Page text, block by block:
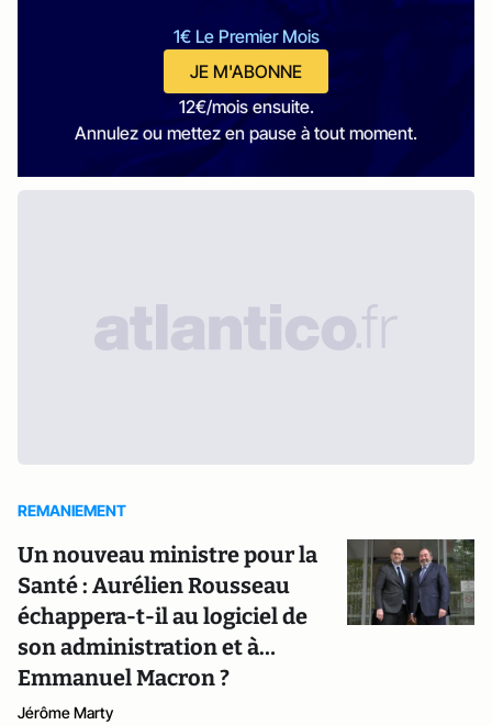
1€ Le Premier Mois
JE M'ABONNE
12€/mois ensuite.
Annulez ou mettez en pause à tout moment.
REMANIEMENT
Un nouveau ministre pour la
Santé : Aurélien Rousseau
échappera-t-il au logiciel de
son administration et à…
Emmanuel Macron ?
Jérôme Marty